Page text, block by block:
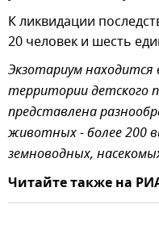
К ликвидации
20 человек и шесть
Экзотариум
территории детского
представлена
животных - более 200
земноводных,
Читайте также на